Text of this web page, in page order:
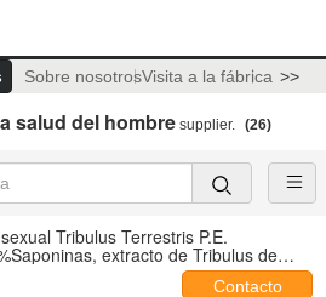
Sobre nosotrosVisita a la fábrica >>
salud del hombre supplier. (26)
Tribulus Terrestris P.E.
extracto de Tribulus de
Contacto